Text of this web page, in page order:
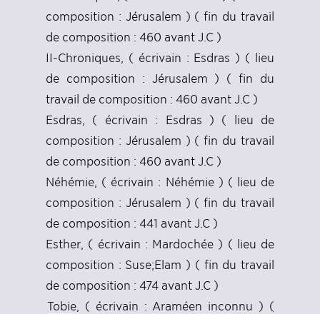
composition : Jérusalem ) ( fin du travail
de composition : 460 avant J.C )
II-Chroniques, ( écrivain : Esdras ) ( lieu
de composition : Jérusalem ) ( fin du
travail de composition : 460 avant J.C )
Esdras, ( écrivain : Esdras ) ( lieu de
composition : Jérusalem ) ( fin du travail
de composition : 460 avant J.C )
Néhémie, ( écrivain : Néhémie ) ( lieu de
composition : Jérusalem ) ( fin du travail
de composition : 441 avant J.C )
Esther, ( écrivain : Mardochée ) ( lieu de
composition : Suse;Elam ) ( fin du travail
de composition : 474 avant J.C )
Tobie , ( écrivain : Araméen inconnu ) (